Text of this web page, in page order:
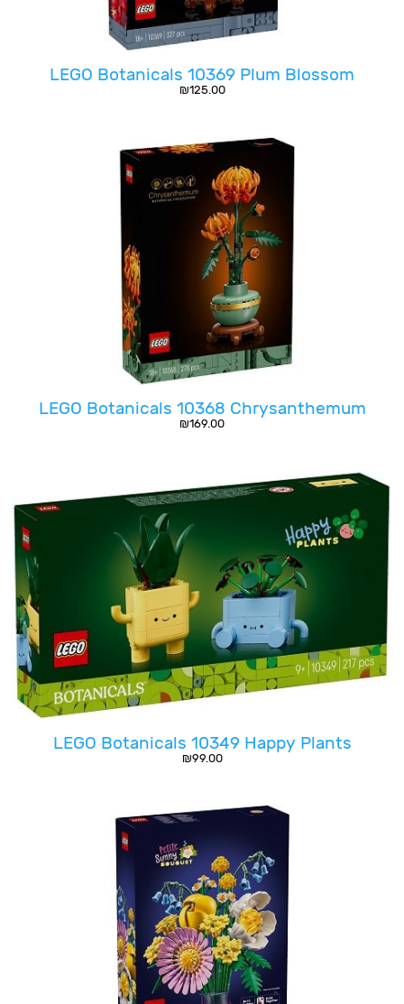
LEGO Botanicals 10369 Plum Blossom
₪125.00
LEGO Botanicals 10368 Chrysanthemum
₪169.00
LEGO Botanicals 10349 Happy Plants
₪99.00